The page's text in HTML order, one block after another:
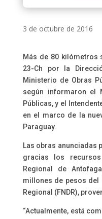
3 de octubre de 2016
Más de 80 kilómetros
23-Ch por la
Ministerio de Obras
según informaron el
Públicas, y el
en el marco de la
Paraguay.
Las obras anunciadas
gracias los
Regional de
millones de pesos del
Regional (FNDR),
“Actualmente, está